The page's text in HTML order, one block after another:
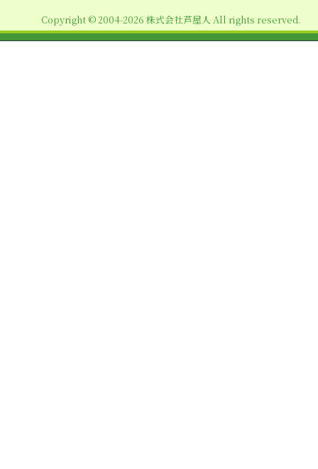
ン
Copyright © 2004-2026 株式会社芦屋人 All rights reserved.